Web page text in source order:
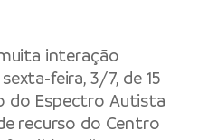
interação
feira, 3/7, de 15
do Espectro Autista
recurso do Centro